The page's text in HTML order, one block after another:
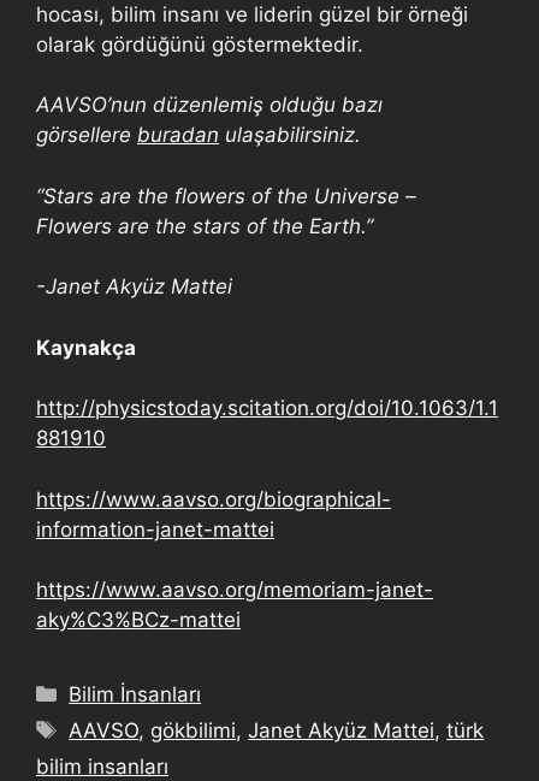
hocası, bilim insanı ve liderin güzel bir örneği
olarak gördüğünü göstermektedir.
AAVSO’nun düzenlemiş olduğu bazı
görsellere buradan ulaşabilirsiniz.
“Stars are the flowers of the Universe –
Flowers are the stars of the Earth.”
-Janet Akyüz Mattei
Kaynakça
http://physicstoday.scitation.org/doi/10.1063/1.1
881910
https://www.aavso.org/biographical-
information-janet-mattei
https://www.aavso.org/memoriam-janet-
aky%C3%BCz-mattei
Bilim İnsanları
AAVSO, gökbilimi,Janet Akyüz Mattei,türk
bilim insanları